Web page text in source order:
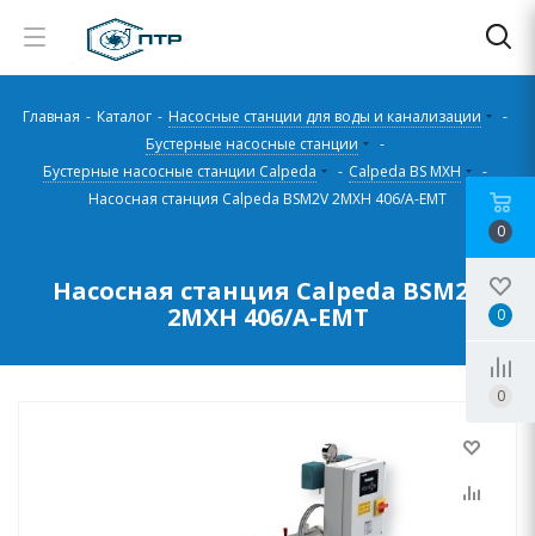
Главная - Каталог - Насосные станции для воды и канализации
-
Бустерные насосные станции
-
Бустерные насосные станции Calpeda
- Calpeda BS MXH
-
Насосная станция Calpeda BSM2V 2MXH 406/A-EMT
Насосная станция Calpeda BSM2V
2MXH 406/A-EMT
0
0
0